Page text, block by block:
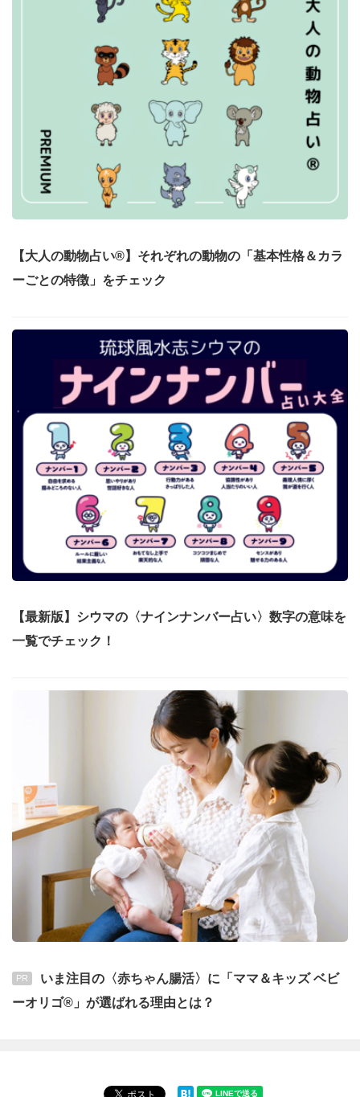
【大人の動物占い®】それぞれの動物の「基本性格＆カラ
ーごとの特徴」をチェック
【最新版】シウマの〈ナインナンバー占い〉数字の意味を
一覧でチェック！
PR
いま注目の〈赤ちゃん腸活〉に「ママ＆キッズ ベビ
ーオリゴ®」が選ばれる理由とは？